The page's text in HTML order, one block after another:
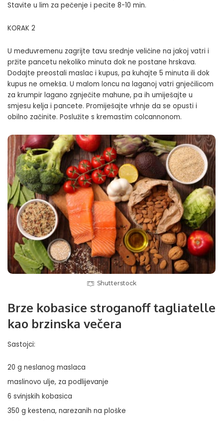
Stavite u lim za pečenje i pecite 8-10 min.
KORAK 2
U međuvremenu zagrijte tavu srednje veličine na jakoj vatri i
pržite pancetu nekoliko minuta dok ne postane hrskava.
Dodajte preostali maslac i kupus, pa kuhajte 5 minuta ili dok
kupus ne omekša. U malom loncu na laganoj vatri gnječilicom
za krumpir lagano zgnječite mahune, pa ih umiješajte u
smjesu kelja i pancete. Promiješajte vrhnje da se opusti i
obilno začinite. Poslužite s kremastim colcannonom.
Shutterstock
Brze kobasice stroganoff tagliatelle
kao brzinska večera
Sastojci:
20 g neslanog maslaca
maslinovo ulje, za podlijevanje
6 svinjskih kobasica
350 g kestena, narezanih na ploške